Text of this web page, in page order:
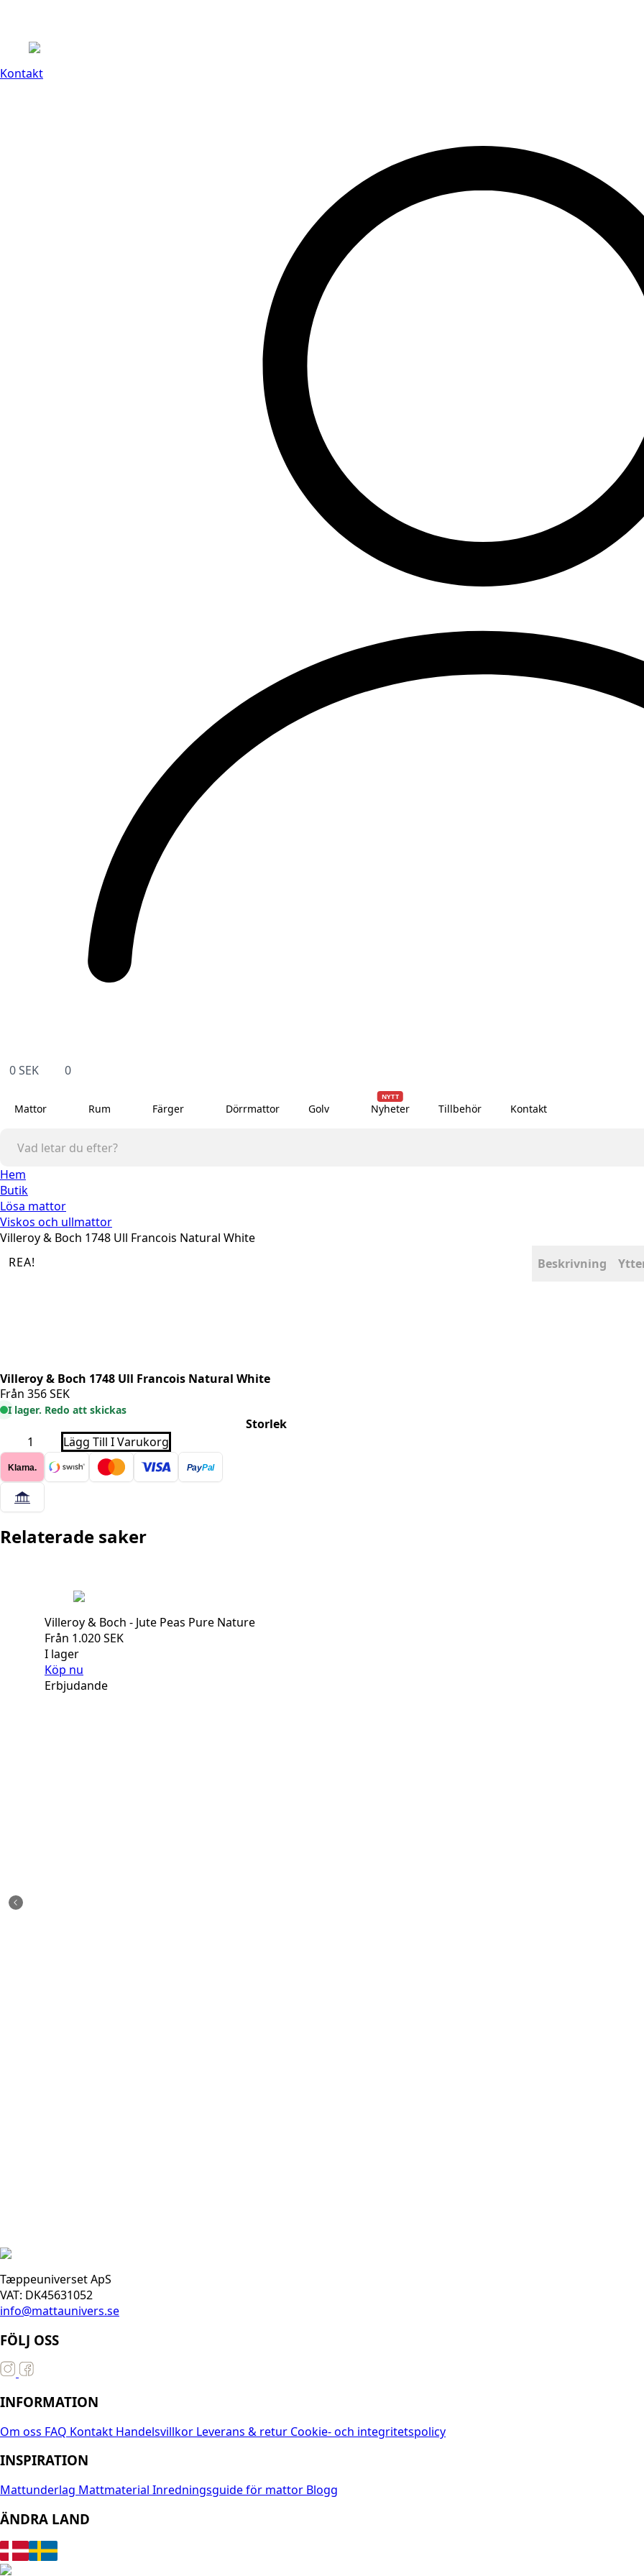
Kontakt
0SEK 0
Mattor Rum Färger Dörrmattor Golv Nyheter
NYTT
Tillbehör Kontakt
Hem
Butik
Lösa mattor
Viskos och ullmattor
Villeroy & Boch 1748 Ull Francois Natural White
REA!
Villeroy & Boch 1748 Ull Francois Natural White
Från 356SEK
I lager. Redo att skickas
Storlek
Villeroy
&
Boch
1748
Ull
Francois
Natural
White
mängd
Lägg Till I Varukorg
Klarna. PayPal
Beskrivning
Relaterade saker
Villeroy & Boch - Jute Peas Pure Nature
Från 1.020SEK
I lager
Köp nu
Erbjudande
Tæppeuniverset ApS
VAT: DK45631052
info@mattaunivers.se
FÖLJ OSS
INFORMATION
Om oss FAQ Kontakt Handelsvillkor Leverans & retur Cookie- och integritetspolicy
INSPIRATION
Mattunderlag Mattmaterial Inredningsguide för mattor Blogg
ÄNDRA LAND